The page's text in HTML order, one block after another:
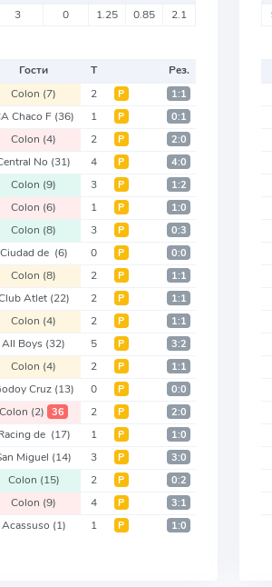
3 0 1.25 0.85 2.1
Гости Т
Рез.
Colon (7) 2 Р 1:1
Chaco F (36) 1 Р 0:1
Colon (4) 2 Р 2:0
No (31) 4 Р 4:0
Colon (9) 3 Р 1:2
Colon (6) 1 Р 1:0
Colon (8) 3 Р 0:3
Ciudad de (6) 0 Р 0:0
Colon (8) 2 Р 1:1
Atlet (22) 2 Р 1:1
Colon (4) 2 Р 1:1
All Boys (32) 5 Р 3:2
Colon (4) 2 Р 1:1
Cruz (13) 0 Р 0:0
Colon (2) 36 2 Р 2:0
de (17) 1 Р 1:0
Miguel (14) 3 Р 3:0
Colon (15) 2 Р 0:2
Colon (9) 4 Р 3:1
Acassuso (1) 1 Р 1:0